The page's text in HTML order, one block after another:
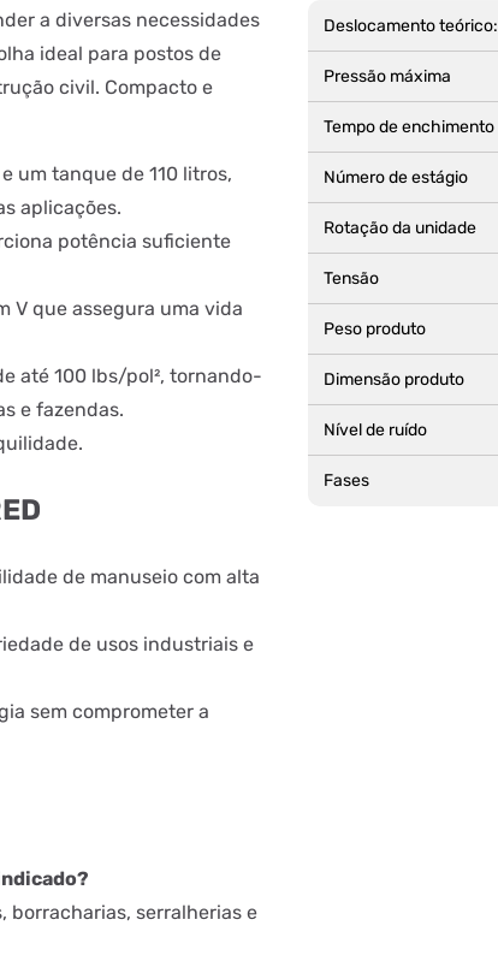
a diversas necessidades
ideal para postos de
civil. Compacto e
um tanque de 110 litros,
aplicações.
potência suficiente
V que assegura uma vida
até 100 lbs/pol², tornando-
e fazendas.
de manuseio com alta
de usos industriais e
sem comprometer a
borracharias, serralherias e
Deslocamento teórico:
Pressão máxima
Tempo de enchimento
Número de estágio
Rotação da unidade
Tensão
Peso produto
Dimensão produto
Nível de ruído
Fases